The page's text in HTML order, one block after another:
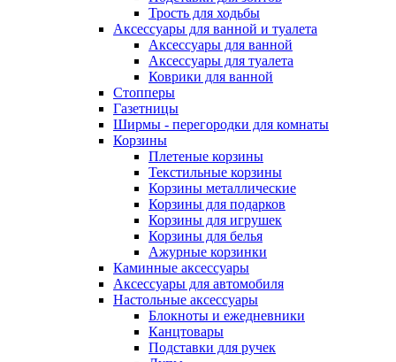
Трость для ходьбы
Аксессуары для ванной и туалета
Аксессуары для ванной
Аксессуары для туалета
Коврики для ванной
Стопперы
Газетницы
Ширмы - перегородки для комнаты
Корзины
Плетеные корзины
Текстильные корзины
Корзины металлические
Корзины для подарков
Корзины для игрушек
Корзины для белья
Ажурные корзинки
Каминные аксессуары
Аксессуары для автомобиля
Настольные аксессуары
Блокноты и ежедневники
Канцтовары
Подставки для ручек